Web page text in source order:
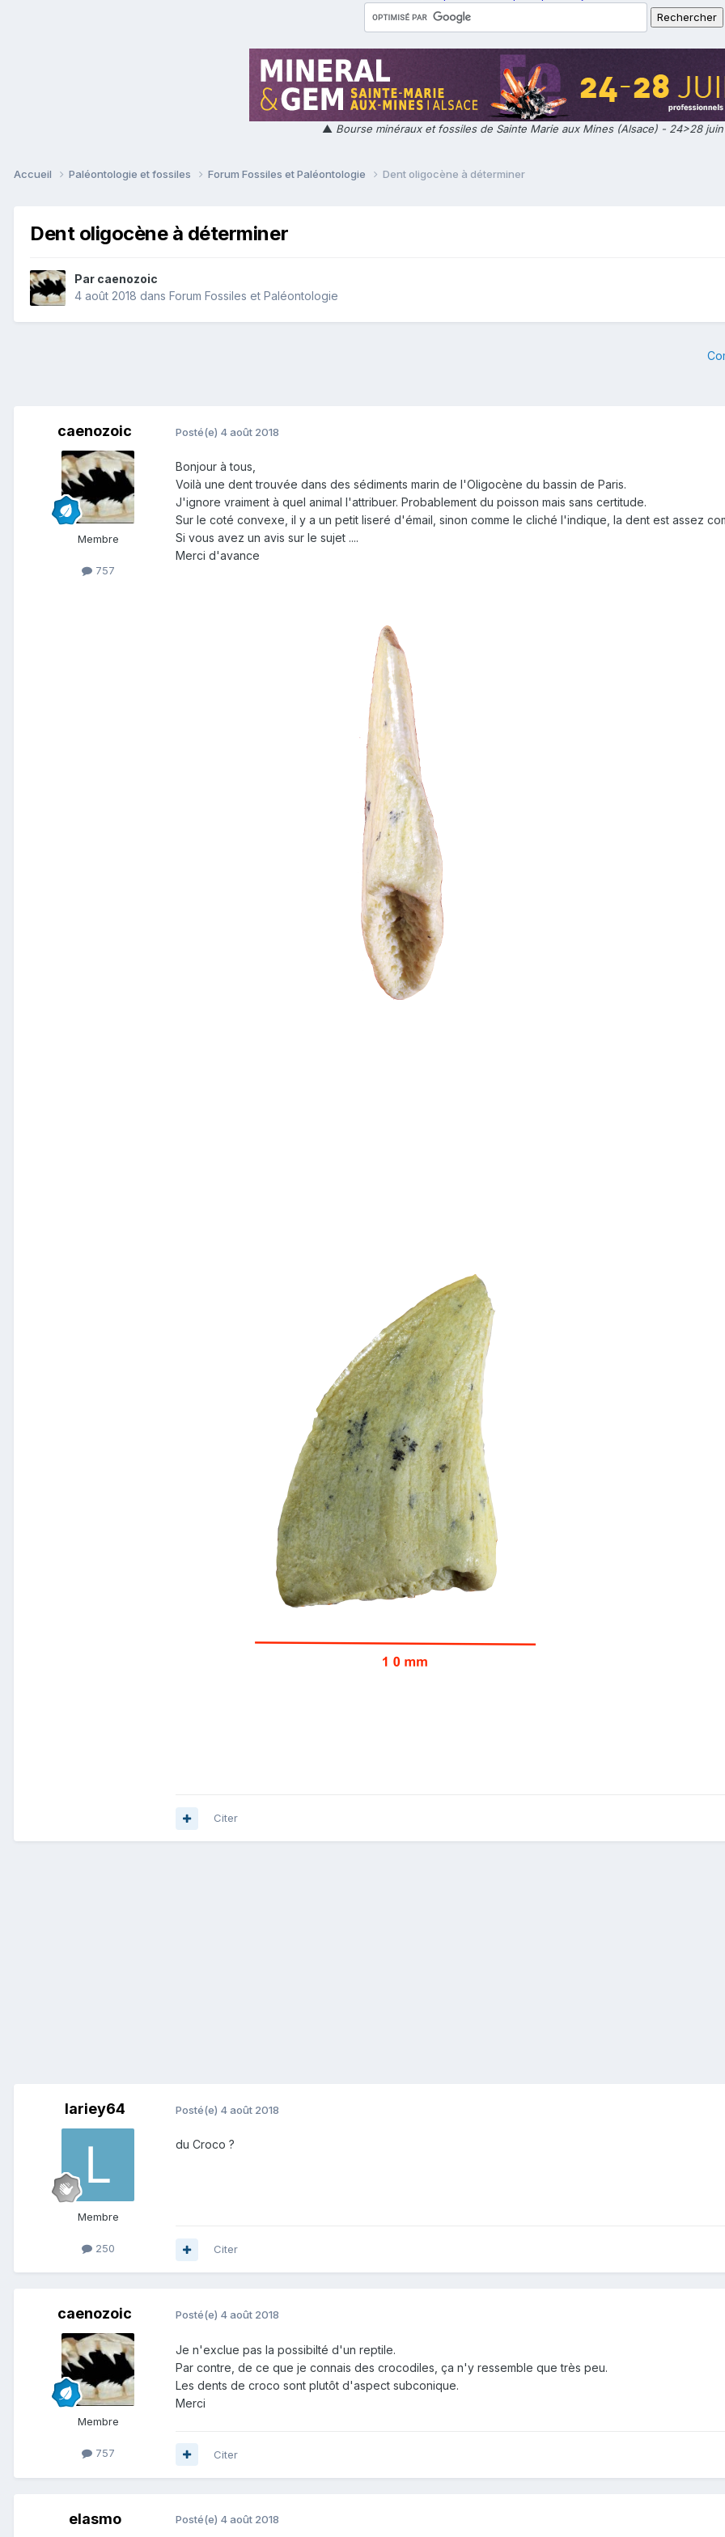
▲ Bourse minéraux et fossiles de Sainte Marie aux Mines (Alsace) - 24>28
Accueil Paléontologie et fossiles Forum Fossiles et Paléontologie Dent oligocène à déterminer
Dent oligocène à déterminer
Par caenozoic
4 août 2018 dans Forum Fossiles et Paléontologie
caenozoic
Membre
757
Posté(e) 4 août 2018
Bonjour à tous,
Voilà une dent trouvée dans des sédiments marin de l'Oligocène du bassin de Paris.
J'ignore vraiment à quel animal l'attribuer. Probablement du poisson mais sans certitude.
Sur le coté convexe, il y a un petit liseré d'émail, sinon comme le cliché l'indique, la dent est assez
Si vous avez un avis sur le sujet ....
Merci d'avance
Citer
lariey64
Membre
250
Posté(e) 4 août 2018
du Croco ?
Citer
caenozoic
Membre
757
Posté(e) 4 août 2018
Je n'exclue pas la possibilté d'un reptile.
Par contre, de ce que je connais des crocodiles, ça n'y ressemble que très peu.
Les dents de croco sont plutôt d'aspect subconique.
Merci
Citer
elasmo Posté(e) 4 août 2018